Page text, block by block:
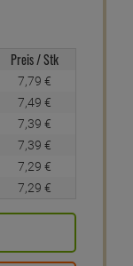
Preis / Stk
7, 79 €
7, 49 €
7, 39 €
7, 39 €
7, 29 €
7, 29 €